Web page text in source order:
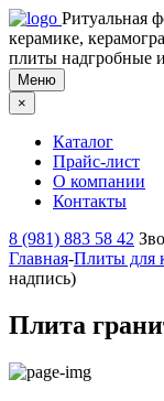
Ритуальная
керамике,
плиты надгробные
Меню
×
Каталог
Прайс-лист
О компании
Контакты
8 (981) 883 58 42
Главная-Плиты для
надпись)
Плита